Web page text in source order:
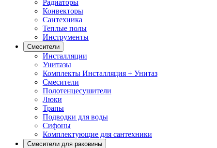
Радиаторы
Конвекторы
Сантехника
Теплые полы
Инструменты
Смесители
Инсталляции
Унитазы
Комплекты Инсталляция + Унитаз
Смесители
Полотенцесушители
Люки
Трапы
Подводки для воды
Сифоны
Комплектующие для сантехники
Смесители для раковины